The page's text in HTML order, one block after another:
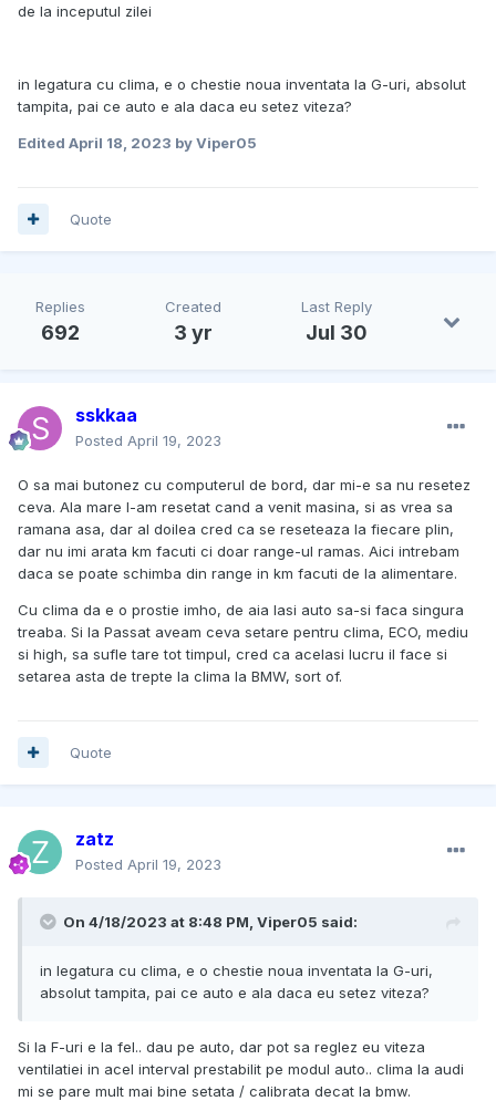
de la inceputul zilei
in legatura cu clima, e o chestie noua inventata la G-uri, absolut
tampita, pai ce auto e ala daca eu setez viteza?
Edited April 18, 2023 by Viper05
Quote
Replies
692
Created
3 yr
Last Reply
Jul 30
sskkaa
Posted April 19, 2023
O sa mai butonez cu computerul de bord, dar mi-e sa nu resetez
ceva. Ala mare l-am resetat cand a venit masina, si as vrea sa
ramana asa, dar al doilea cred ca se reseteaza la fiecare plin,
dar nu imi arata km facuti ci doar range-ul ramas. Aici intrebam
daca se poate schimba din range in km facuti de la alimentare.
Cu clima da e o prostie imho, de aia lasi auto sa-si faca singura
treaba. Si la Passat aveam ceva setare pentru clima, ECO, mediu
si high, sa sufle tare tot timpul, cred ca acelasi lucru il face si
setarea asta de trepte la clima la BMW, sort of.
Quote
zatz
Posted April 19, 2023
On 4/18/2023 at 8:48 PM, Viper05 said:
in legatura cu clima, e o chestie noua inventata la G-uri,
absolut tampita, pai ce auto e ala daca eu setez viteza?
Si la F-uri e la fel.. dau pe auto, dar pot sa reglez eu viteza
ventilatiei in acel interval prestabilit pe modul auto.. clima la audi
mi se pare mult mai bine setata / calibrata decat la bmw.